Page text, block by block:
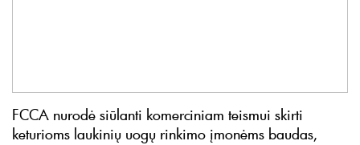
FCCA nurodė siūlanti komerciniam teismui skirti
keturioms laukinių uogų rinkimo įmonėms baudas,